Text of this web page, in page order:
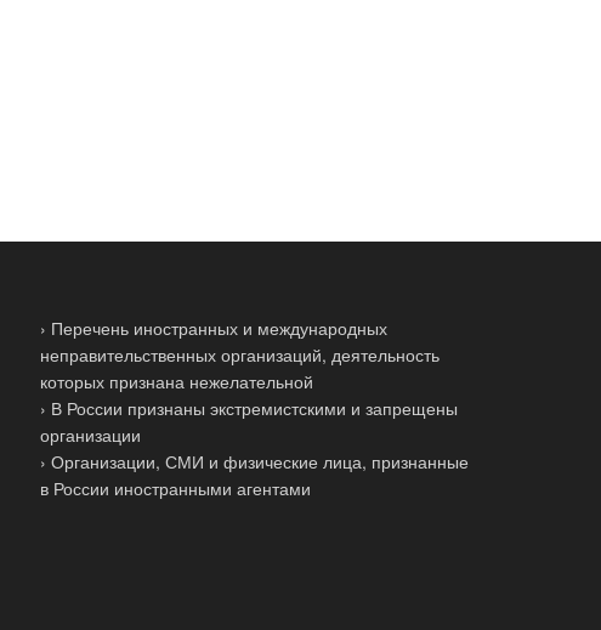
› Перечень иностранных и международных
неправительственных организаций, деятельность
которых признана нежелательной
› В России признаны экстремистскими и запрещены
организации
› Организации, СМИ и физические лица, признанные
в России иностранными агентами